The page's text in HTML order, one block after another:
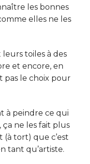
les bonnes
elles ne les
toiles à des
et encore, en
pas le choix pour
à peindre ce qui
ça ne les fait plus
(à tort) que c’est
tant qu’artiste.